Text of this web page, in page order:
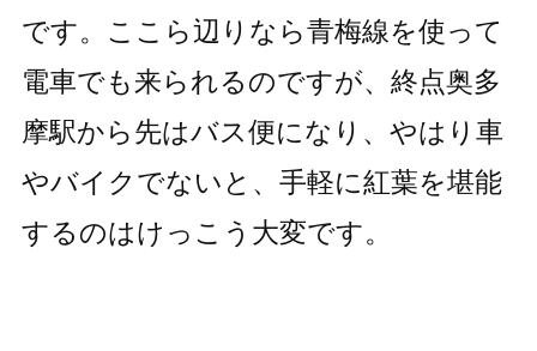
です。ここら辺りなら青梅線を使って
電車でも来られるのですが、終点奥多
摩駅から先はバス便になり、やはり車
やバイクでないと、手軽に紅葉を堪能
するのはけっこう大変です。